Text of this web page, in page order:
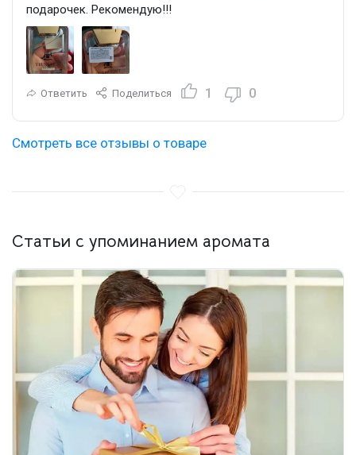
подарочек. Рекомендую!!!
Ответить Поделиться 1 0
Смотреть все отзывы о товаре
Статьи с упоминанием аромата